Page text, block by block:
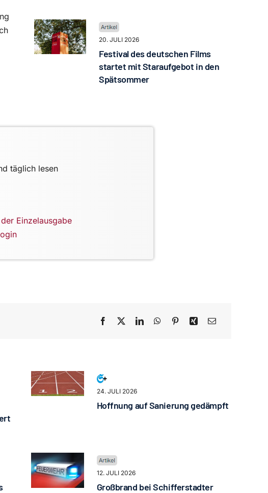
20. JULI 2026
Festival des deutschen Films
startet mit Staraufgebot in den
Spätsommer
täglich lesen
Einzelausgabe
24. JULI 2026
Hoffnung auf Sanierung gedämpft
12. JULI 2026
Großbrand bei Schifferstadter